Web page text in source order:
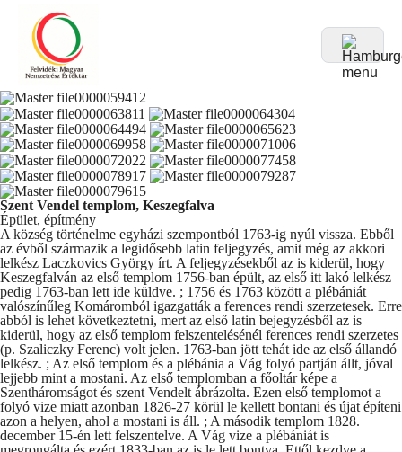
Szent Vendel templom, Keszegfalva
Épület, építmény
A község történelme egyházi szempontból 1763-ig nyúl vissza. Ebből
az évből származik a legidősebb latin feljegyzés, amit még az akkori
lelkész Laczkovics György írt. A feljegyzésekből az is kiderül, hogy
Keszegfalván az első templom 1756-ban épült, az első itt lakó lelkész
pedig 1763-ban lett ide küldve. ; 1756 és 1763 között a plébániát
valószínűleg Komáromból igazgatták a ferences rendi szerzetesek. Erre
abból is lehet következtetni, mert az első latin bejegyzésből az is
kiderül, hogy az első templom felszentelésénél ferences rendi szerzetes
(p. Szaliczky Ferenc) volt jelen. 1763-ban jött tehát ide az első állandó
lelkész. ; Az első templom és a plébánia a Vág folyó partján állt, jóval
lejjebb mint a mostani. Az első templomban a főoltár képe a
Szentháromságot és szent Vendelt ábrázolta. Ezen első templomot a
folyó vize miatt azonban 1826-27 körül le kellett bontani és újat építeni
azon a helyen, ahol a mostani is áll. ; A második templom 1828.
december 15-én lett felszentelve. A Vág vize a plébániát is